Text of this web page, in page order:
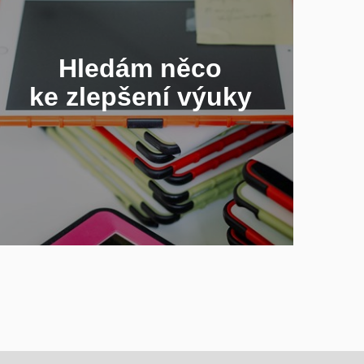
Hledám něco
ke zlepšení výuky
Aktivizace, efektivní komunikace,
příklady dobré praxe, osvědčené tipy
kolegů či nové technologie
JAK NA DÁLKU
BUDOVAT UČEBNÍ
KOMUNITU?